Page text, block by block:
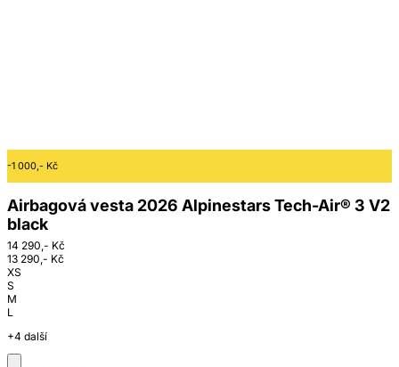
-1 000,- Kč
Airbagová vesta 2026 Alpinestars Tech-Air® 3 V2
black
14 290,- Kč
13 290,- Kč
XS
S
M
L
+4 další